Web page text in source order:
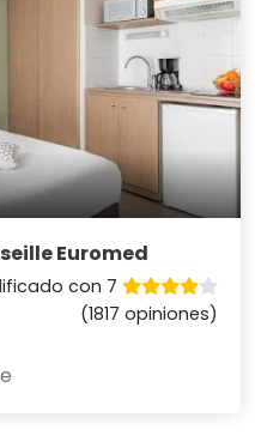
Euromed
con 7
(1817 opiniones)